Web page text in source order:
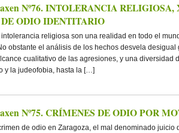
Nº76. INTOLERANCIA RELIGIOSA,
ODIO IDENTITARIO
religiosa son una realidad en todo el
obstante el análisis de los hechos desvela desigual
cualitativo de las agresiones, y una diversidad
y la judeofobia, hasta la […]
Nº75. CRÍMENES DE ODIO POR
de odio en Zaragoza, el mal denominado juicio